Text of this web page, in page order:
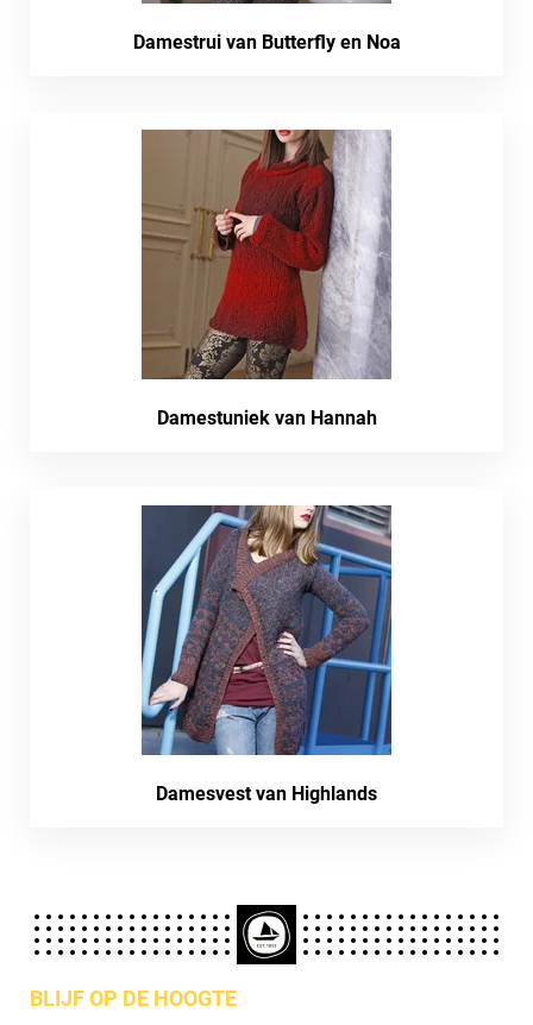
Damestrui van Butterfly en Noa
Damestuniek van Hannah
Damesvest van Highlands
BLIJF OP DE HOOGTE